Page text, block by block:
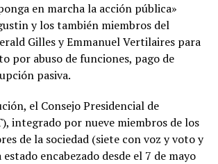
en marcha la acción pública»
y los también miembros del
Gilles y Emmanuel Vertilaires para
por abuso de funciones, pago de
pasiva.
el Consejo Presidencial de
integrado por nueve miembros de los
de la sociedad (siete con voz y voto y
encabezado desde el 7 de mayo